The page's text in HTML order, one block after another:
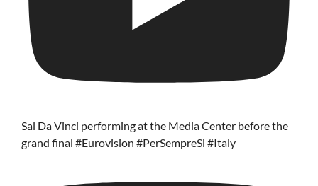
Sal Da Vinci performing at the Media Center before the
grand final #Eurovision #PerSempreSi #Italy